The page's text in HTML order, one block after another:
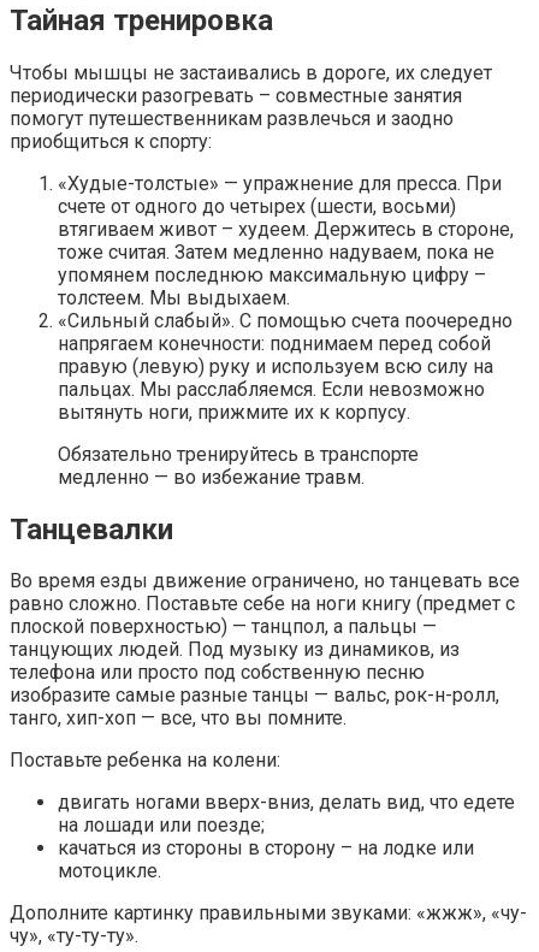
Тайная тренировка
Чтобы мышцы не застаивались в дороге, их следует
периодически разогревать – совместные занятия
помогут путешественникам развлечься и заодно
приобщиться к спорту:
«Худые-толстые» — упражнение для пресса. При
счете от одного до четырех (шести, восьми)
втягиваем живот – худеем. Держитесь в стороне,
тоже считая. Затем медленно надуваем, пока не
упомянем последнюю максимальную цифру –
толстеем. Мы выдыхаем.
«Сильный слабый». С помощью счета поочередно
напрягаем конечности: поднимаем перед собой
правую (левую) руку и используем всю силу на
пальцах. Мы расслабляемся. Если невозможно
вытянуть ноги, прижмите их к корпусу.
Обязательно тренируйтесь в транспорте
медленно — во избежание травм.
Танцевалки
Во время езды движение ограничено, но танцевать все
равно сложно. Поставьте себе на ноги книгу (предмет с
плоской поверхностью) — танцпол, а пальцы —
танцующих людей. Под музыку из динамиков, из
телефона или просто под собственную песню
изобразите самые разные танцы — вальс, рок-н-ролл,
танго, хип-хоп — все, что вы помните.
Поставьте ребенка на колени:
двигать ногами вверх-вниз, делать вид, что едете
на лошади или поезде;
качаться из стороны в сторону – на лодке или
мотоцикле.
Дополните картинку правильными звуками: «жжж», «чу-
чу», «ту-ту-ту».